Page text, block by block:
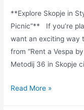
**Explore Skopje in
Picnic”** If you’re
want an exciting way
from “Rent a Vespa
Metodij 36 in Skopje
Read More »